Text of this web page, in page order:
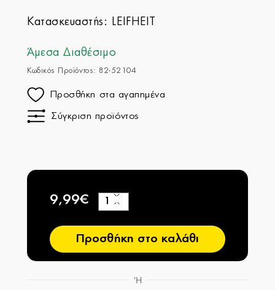
Κατασκευαστής: LEIFHEIT
Άμεσα Διαθέσιμο
Κωδικός Προϊόντος: 82-52104
Προσθήκη στα αγαπημένα
Σύγκριση προϊόντος
9,99€
−
+
Προσθήκη στο καλάθι